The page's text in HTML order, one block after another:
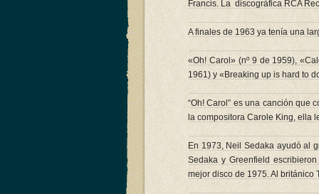
Francis. La discográfica RCA
A finales de 1963 ya tenía una
«Oh! Carol» (nº 9 de 1959),
1961) y «Breaking up is hard to
“Oh! Carol” es una canción que
la compositora Carole King, ella
En 1973, Neil Sedaka ayudó al
Sedaka y Greenfield
mejor disco de 1975. Al británico